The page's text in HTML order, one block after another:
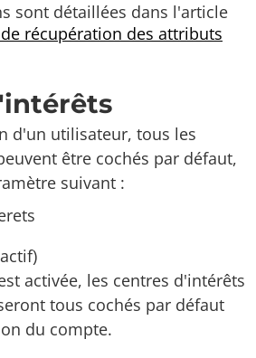
sont détaillées dans l'article
récupération des attributs
d'un utilisateur, tous les
être cochés par défaut,
suivant :
activée, les centres d'intérêts
tous cochés par défaut
du compte.